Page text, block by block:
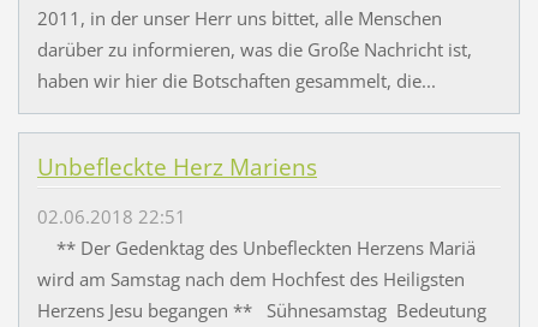
2011, in der unser Herr uns bittet, alle Menschen
darüber zu informieren, was die Große Nachricht ist,
haben wir hier die Botschaften gesammelt, die...
Unbefleckte Herz Mariens
02.06.2018 22:51
** Der Gedenktag des Unbefleckten Herzens Mariä
wird am Samstag nach dem Hochfest des Heiligsten
Herzens Jesu begangen ** Sühnesamstag Bedeutung